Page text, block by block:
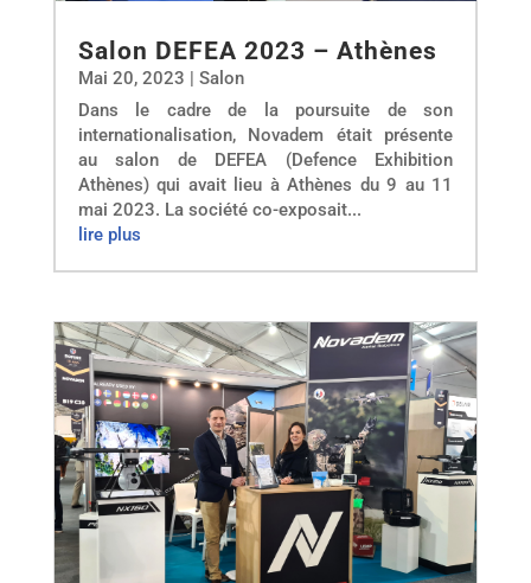
Salon DEFEA 2023 – Athènes
Mai 20, 2023 | Salon
Dans le cadre de la poursuite de son
internationalisation, Novadem était présente
au salon de DEFEA (Defence Exhibition
Athènes) qui avait lieu à Athènes du 9 au 11
mai 2023. La société co-exposait...
lire plus